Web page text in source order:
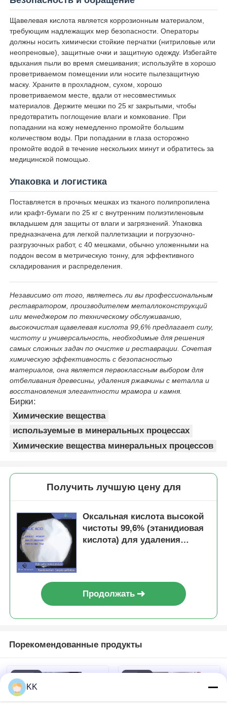
Щавелевая кислота является коррозионным материалом,
требующим надлежащих мер безопасности. Операторы
должны носить химически стойкие перчатки (нитриловые или
неопреновые), защитные очки и защитную одежду. Избегайте
вдыхания пыли во время смешивания; используйте в хорошо
проветриваемом помещении или носите пылезащитную
маску. Храните в прохладном, сухом, хорошо
проветриваемом месте, вдали от несовместимых
материалов. Держите мешки по 25 кг закрытыми, чтобы
предотвратить поглощение влаги и комкование. При
попадании на кожу немедленно промойте большим
количеством воды. При попадании в глаза осторожно
промойте водой в течение нескольких минут и обратитесь за
медицинской помощью.
Упаковка и логистика
Поставляется в прочных мешках из тканого полипропилена
или крафт-бумаги по 25 кг с внутренним полиэтиленовым
вкладышем для защиты от влаги и загрязнений. Упаковка
предназначена для легкой паллетизации и погрузочно-
разгрузочных работ, с 40 мешками, обычно уложенными на
поддон весом в метрическую тонну, для эффективного
складирования и распределения.
Независимо от того, являетесь ли вы профессиональным
реставратором, производителем металлоконструкций
или менеджером по техническому обслуживанию,
высокочистая щавелевая кислота 99,6% предлагает силу,
чистоту и универсальность, необходимые для решения
самых сложных задач по очистке и реставрации. Сочетая
химическую эффективность с безопасностью
материалов, она является первоклассным выбором для
отбеливания древесины, удаления ржавчины с металла и
восстановления элегантности мрамора и камня.
Бирки:
Химические вещества
используемые в минеральных процессах
Химические вещества минеральных процессов
Получить лучшую цену для
Оксальная кислота высокой
чистоты 99,6% (этанидиовая
кислота) для удаления
Продолжать
Порекомендованные продукты
KK